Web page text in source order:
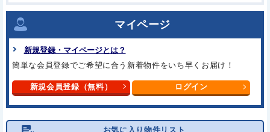
マイページ
新規登録・マイページとは？
簡単な会員登録でご希望に合う 新着物件をいち早くお届け！
新規会員登録（無料） ログイン
お気に入り物件リスト